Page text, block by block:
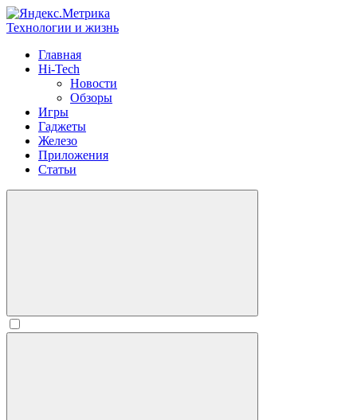
Технологии и жизнь
Главная
Hi-Tech
Новости
Обзоры
Игры
Гаджеты
Железо
Приложения
Статьи